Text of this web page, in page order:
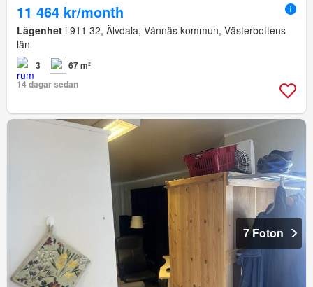
11 464 kr/month
Lägenhet i 911 32, Älvdala, Vännäs kommun, Västerbottens
län
3
67 m²
14 dagar sedan
7 Foton